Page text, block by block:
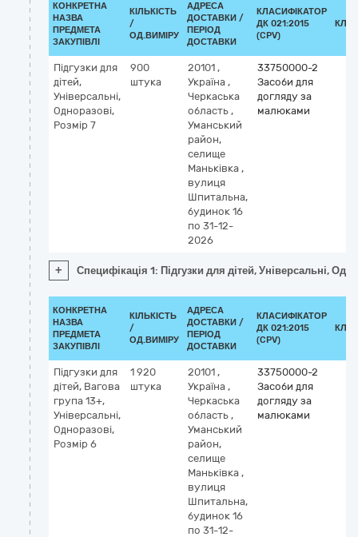
КОНКРЕТНА
НАЗВА
ПРЕДМЕТА
ЗАКУПІВЛІ
КІЛЬКІСТЬ
/
ОД.ВИМІРУ
АДРЕСА
ДОСТАВКИ /
ПЕРІОД
ДОСТАВКИ
КЛАСИФІКАТОР
ДК 021:2015
(CPV)
Підгузки для
дітей,
Універсальні,
Одноразові,
Розмір 7
900
штука
20101 ,
Україна ,
Черкаська
область ,
Уманський
район,
селище
Маньківка ,
вулиця
Шпитальна,
будинок 16
по 31-12-
2026
33750000-2
Засоби для
догляду за
малюками
+ Специфікація 1: Підгузки для дітей, Універсальні,
КОНКРЕТНА
НАЗВА
ПРЕДМЕТА
ЗАКУПІВЛІ
КІЛЬКІСТЬ
/
ОД.ВИМІРУ
АДРЕСА
ДОСТАВКИ /
ПЕРІОД
ДОСТАВКИ
КЛАСИФІКАТОР
ДК 021:2015
(CPV)
Підгузки для
дітей, Вагова
група 13+,
Універсальні,
Одноразові,
Розмір 6
1 920
штука
20101 ,
Україна ,
Черкаська
область ,
Уманський
район,
селище
Маньківка ,
вулиця
Шпитальна,
будинок 16
по 31-12-
33750000-2
Засоби для
догляду за
малюками